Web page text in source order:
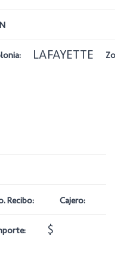
LAFAYETTE
Recibo: Cajero:
$